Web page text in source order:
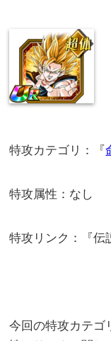
特攻カテゴリ：『
特攻属性：なし
特攻リンク：『伝
今回の特攻カテゴ